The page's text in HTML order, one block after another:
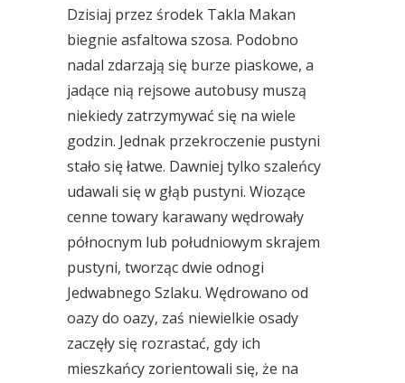
Dzisiaj przez środek Takla Makan
biegnie asfaltowa szosa. Podobno
nadal zdarzają się burze piaskowe, a
jadące nią rejsowe autobusy muszą
niekiedy zatrzymywać się na wiele
godzin. Jednak przekroczenie pustyni
stało się łatwe. Dawniej tylko szaleńcy
udawali się w głąb pustyni. Wiozące
cenne towary karawany wędrowały
północnym lub południowym skrajem
pustyni, tworząc dwie odnogi
Jedwabnego Szlaku. Wędrowano od
oazy do oazy, zaś niewielkie osady
zaczęły się rozrastać, gdy ich
mieszkańcy zorientowali się, że na